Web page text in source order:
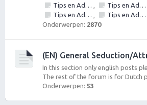
Tips en Advies: Daten met vrouwen
, Tips en Advies: Day game - vrouwen versieren op straat
Tips en Advies: Inner Game
, Tips en Advies: Outer game
Onderwerpen: 2870
(EN) General Seduction/
In this section only english posts
The rest of the forum is for Dutch
Onderwerpen: 53